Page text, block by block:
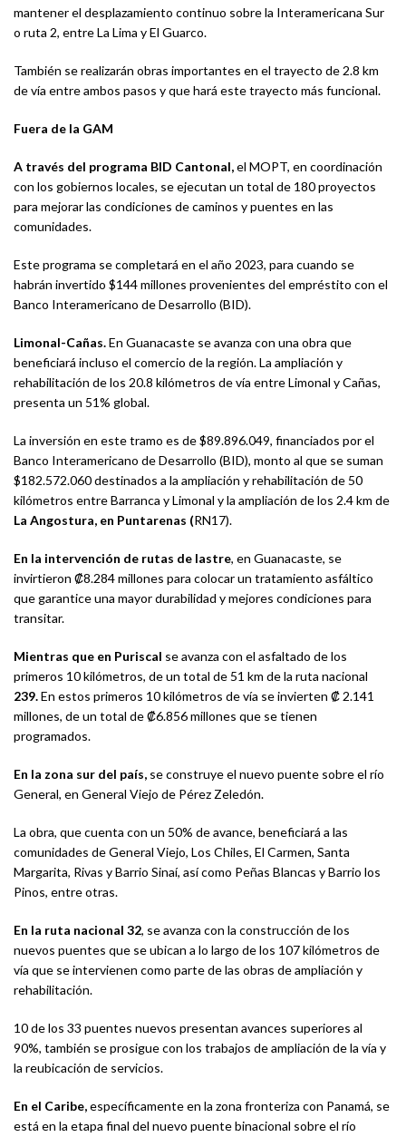
mantener el desplazamiento continuo sobre la Interamericana Sur
o ruta 2, entre La Lima y El Guarco.
También se realizarán obras importantes en el trayecto de 2.8 km
de vía entre ambos pasos y que hará este trayecto más funcional.
Fuera de la GAM
A través del programa BID Cantonal,el MOPT, en coordinación
con los gobiernos locales, se ejecutan un total de 180 proyectos
para mejorar las condiciones de caminos y puentes en las
comunidades.
Este programa se completará en el año 2023, para cuando se
habrán invertido $144 millones provenientes del empréstito con el
Banco Interamericano de Desarrollo (BID).
Limonal-Cañas.En Guanacaste se avanza con una obra que
beneficiará incluso el comercio de la región. La ampliación y
rehabilitación de los 20.8 kilómetros de vía entre Limonal y Cañas,
presenta un 51% global.
La inversión en este tramo es de $89.896.049, financiados por el
Banco Interamericano de Desarrollo (BID), monto al que se suman
$182.572.060 destinados a la ampliación y rehabilitación de 50
kilómetros entre Barranca y Limonal y la ampliación de los 2.4 km de
La Angostura, en Puntarenas (RN17).
En la intervención de rutas de lastre, en Guanacaste, se
invirtieron ₡8.284 millones para colocar un tratamiento asfáltico
que garantice una mayor durabilidad y mejores condiciones para
transitar.
Mientras que en Puriscal se avanza con el asfaltado de los
primeros 10 kilómetros, de un total de 51 km de la ruta nacional
239.En estos primeros 10 kilómetros de vía se invierten ₡ 2.141
millones, de un total de ₡6.856 millones que se tienen
programados.
En la zona sur del país, se construye el nuevo puente sobre el río
General, en General Viejo de Pérez Zeledón.
La obra, que cuenta con un 50% de avance, beneficiará a las
comunidades de General Viejo, Los Chiles, El Carmen, Santa
Margarita, Rivas y Barrio Sinaí, así como Peñas Blancas y Barrio los
Pinos, entre otras.
En la ruta nacional 32, se avanza con la construcción de los
nuevos puentes que se ubican a lo largo de los 107 kilómetros de
vía que se intervienen como parte de las obras de ampliación y
rehabilitación.
10 de los 33 puentes nuevos presentan avances superiores al
90%, también se prosigue con los trabajos de ampliación de la vía y
la reubicación de servicios.
En el Caribe,específicamente en la zona fronteriza con Panamá, se
está en la etapa final del nuevo puente binacional sobre el río